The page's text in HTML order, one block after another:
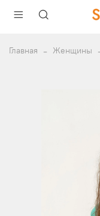
Главная Женщины